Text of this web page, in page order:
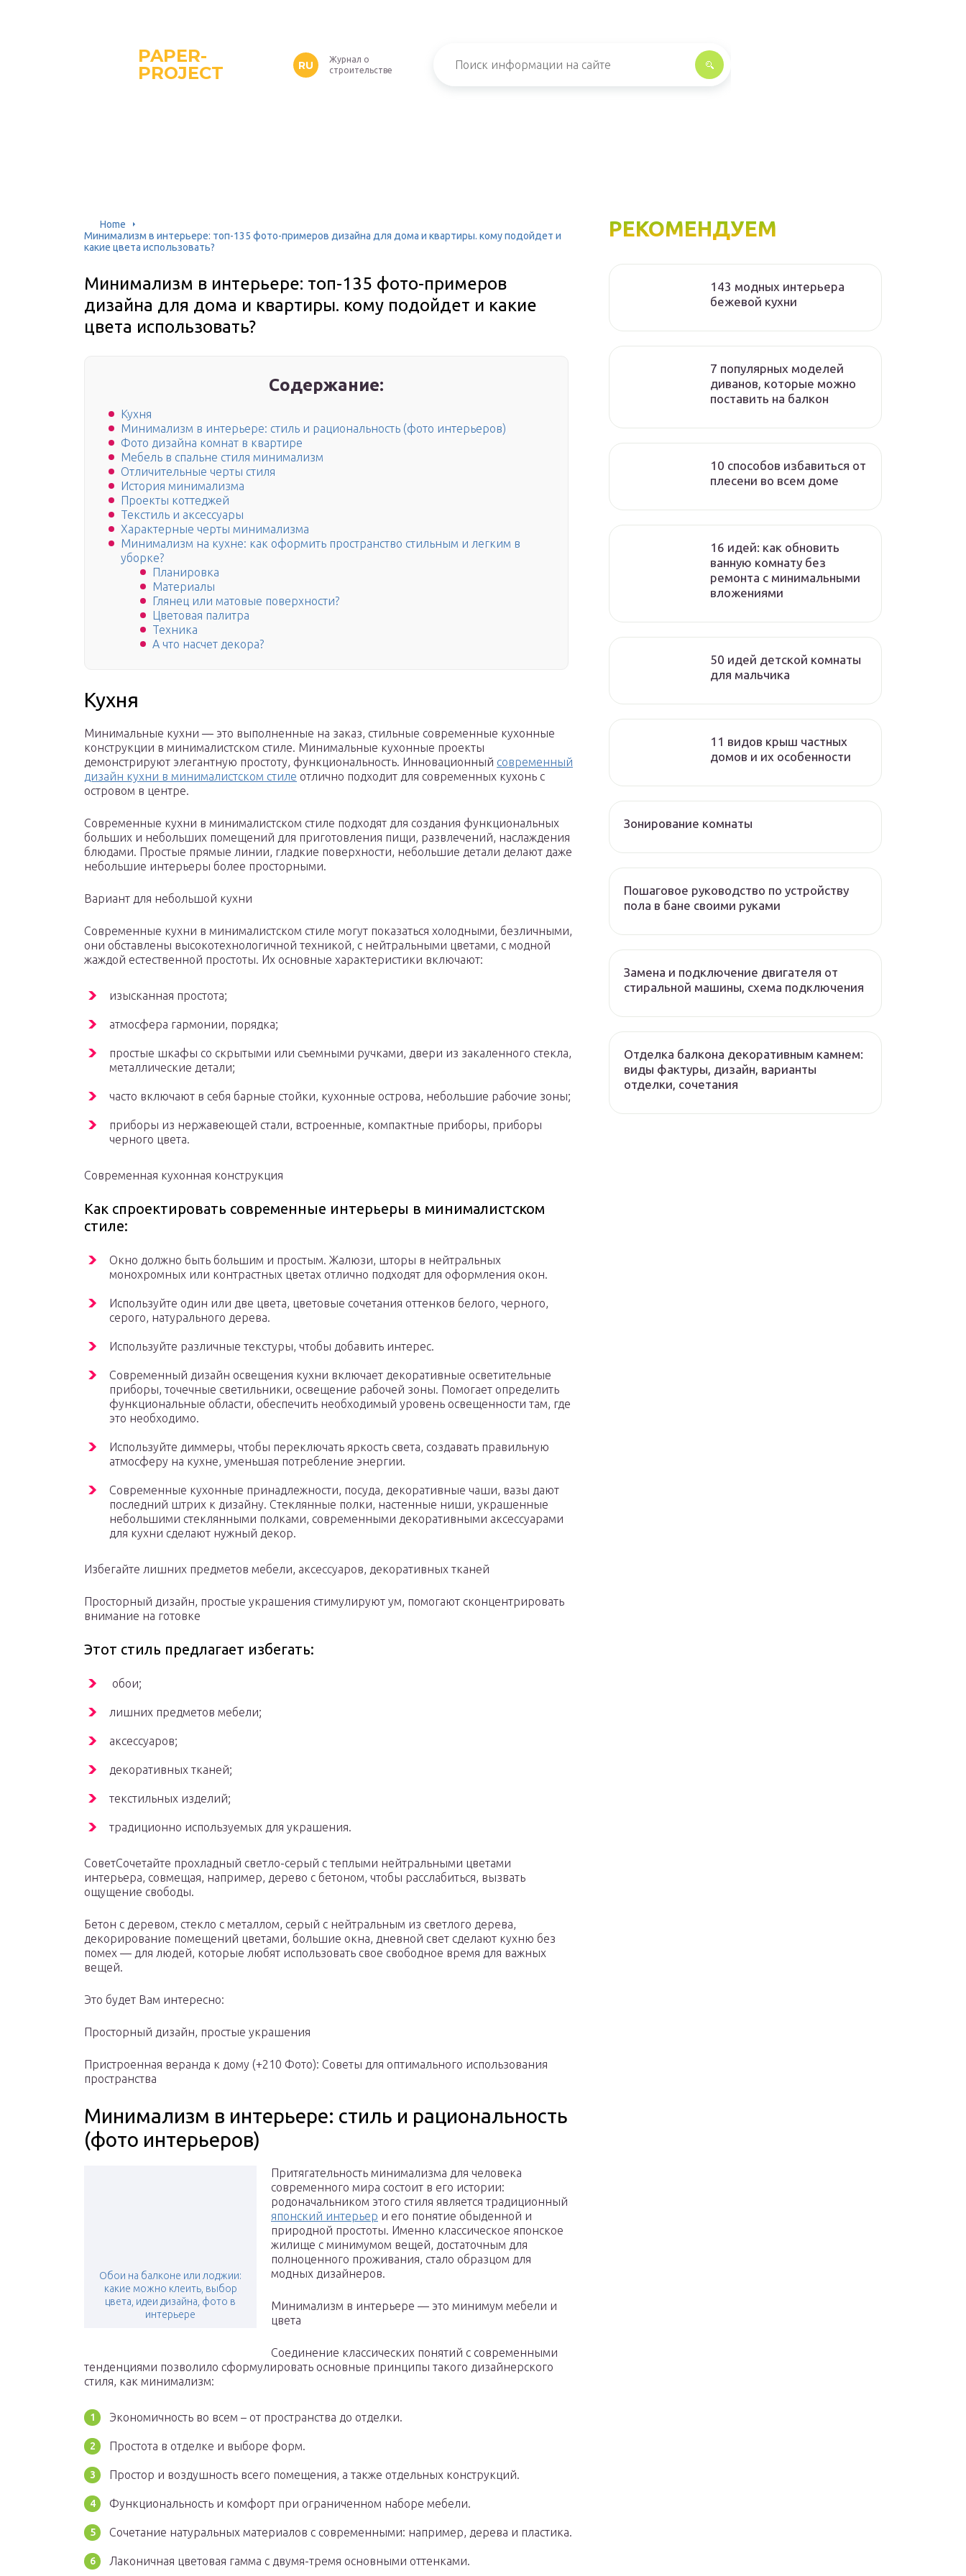
PAPER-
PROJECT
RU
Журнал о
строительстве
Home
Минимализм в интерьере: топ-135 фото-примеров дизайна для дома и квартиры. кому подойдет и
какие цвета использовать?
Минимализм в интерьере: топ-135 фото-примеров
дизайна для дома и квартиры. кому подойдет и какие
цвета использовать?
Содержание:
Кухня
Минимализм в интерьере: стиль и рациональность (фото интерьеров)
Фото дизайна комнат в квартире
Мебель в спальне стиля минимализм
Отличительные черты стиля
История минимализма
Проекты коттеджей
Текстиль и аксессуары
Характерные черты минимализма
Минимализм на кухне: как оформить пространство стильным и легким в
уборке?
Планировка
Материалы
Глянец или матовые поверхности?
Цветовая палитра
Техника
А что насчет декора?
Кухня
Минимальные кухни — это выполненные на заказ, стильные современные кухонные
конструкции в минималистском стиле. Минимальные кухонные проекты
демонстрируют элегантную простоту, функциональность. Инновационный современный
дизайн кухни в минималистском стиле отлично подходит для современных кухонь с
островом в центре.
Современные кухни в минималистском стиле подходят для создания функциональных
больших и небольших помещений для приготовления пищи, развлечений, наслаждения
блюдами. Простые прямые линии, гладкие поверхности, небольшие детали делают даже
небольшие интерьеры более просторными.
Вариант для небольшой кухни
Современные кухни в минималистском стиле могут показаться холодными, безличными,
они обставлены высокотехнологичной техникой, с нейтральными цветами, с модной
жаждой естественной простоты. Их основные характеристики включают:
изысканная простота;
атмосфера гармонии, порядка;
простые шкафы со скрытыми или съемными ручками, двери из закаленного стекла,
металлические детали;
часто включают в себя барные стойки, кухонные острова, небольшие рабочие зоны;
приборы из нержавеющей стали, встроенные, компактные приборы, приборы
черного цвета.
Современная кухонная конструкция
Как спроектировать современные интерьеры в минималистском
стиле:
Окно должно быть большим и простым. Жалюзи, шторы в нейтральных
монохромных или контрастных цветах отлично подходят для оформления окон.
Используйте один или две цвета, цветовые сочетания оттенков белого, черного,
серого, натурального дерева.
Используйте различные текстуры, чтобы добавить интерес.
Современный дизайн освещения кухни включает декоративные осветительные
приборы, точечные светильники, освещение рабочей зоны. Помогает определить
функциональные области, обеспечить необходимый уровень освещенности там, где
это необходимо.
Используйте диммеры, чтобы переключать яркость света, создавать правильную
атмосферу на кухне, уменьшая потребление энергии.
Современные кухонные принадлежности, посуда, декоративные чаши, вазы дают
последний штрих к дизайну. Стеклянные полки, настенные ниши, украшенные
небольшими стеклянными полками, современными декоративными аксессуарами
для кухни сделают нужный декор.
Избегайте лишних предметов мебели, аксессуаров, декоративных тканей
Просторный дизайн, простые украшения стимулируют ум, помогают сконцентрировать
внимание на готовке
Этот стиль предлагает избегать:
обои;
лишних предметов мебели;
аксессуаров;
декоративных тканей;
текстильных изделий;
традиционно используемых для украшения.
СоветСочетайте прохладный светло-серый с теплыми нейтральными цветами
интерьера, совмещая, например, дерево с бетоном, чтобы расслабиться, вызвать
ощущение свободы.
Бетон с деревом, стекло с металлом, серый с нейтральным из светлого дерева,
декорирование помещений цветами, большие окна, дневной свет сделают кухню без
помех — для людей, которые любят использовать свое свободное время для важных
вещей.
Это будет Вам интересно:
Просторный дизайн, простые украшения
Пристроенная веранда к дому (+210 Фото): Советы для оптимального использования
пространства
Минимализм в интерьере: стиль и рациональность
(фото интерьеров)
Обои на балконе или лоджии:
какие можно клеить, выбор
цвета, идеи дизайна, фото в
интерьере
Притягательность минимализма для человека
современного мира состоит в его истории:
родоначальником этого стиля является традиционный
японский интерьер и его понятие обыденной и
природной простоты. Именно классическое японское
жилище с минимумом вещей, достаточным для
полноценного проживания, стало образцом для
модных дизайнеров.
Минимализм в интерьере — это минимум мебели и
цвета
Соединение классических понятий с современными
тенденциями позволило сформулировать основные принципы такого дизайнерского
стиля, как минимализм:
Экономичность во всем – от пространства до отделки.
Простота в отделке и выборе форм.
Простор и воздушность всего помещения, а также отдельных конструкций.
Функциональность и комфорт при ограниченном наборе мебели.
Сочетание натуральных материалов с современными: например, дерева и пластика.
Лаконичная цветовая гамма с двумя-тремя основными оттенками.
РЕКОМЕНДУЕМ
143 модных интерьера
бежевой кухни
7 популярных моделей
диванов, которые можно
поставить на балкон
10 способов избавиться от
плесени во всем доме
16 идей: как обновить
ванную комнату без
ремонта с минимальными
вложениями
50 идей детской комнаты
для мальчика
11 видов крыш частных
домов и их особенности
Зонирование комнаты
Пошаговое руководство по устройству
пола в бане своими руками
Замена и подключение двигателя от
стиральной машины, схема подключения
Отделка балкона декоративным камнем:
виды фактуры, дизайн, варианты
отделки, сочетания